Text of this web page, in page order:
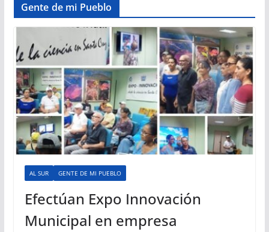
Gente de mi Pueblo
AL SUR GENTE DE MI PUEBLO
Efectúan Expo Innovación
Municipal en empresa